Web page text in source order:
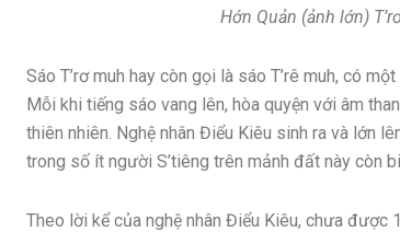
Hớn Quản (ảnh lớn)
Sáo T’rơ muh hay còn gọi là sáo T’rê muh, có
Mỗi khi tiếng sáo vang lên, hòa quyện với âm
thiên nhiên. Nghệ nhân Điểu Kiêu sinh ra và lớn
trong số ít người S’tiêng trên mảnh đất này còn
Theo lời kể của nghệ nhân Điểu Kiêu, chưa